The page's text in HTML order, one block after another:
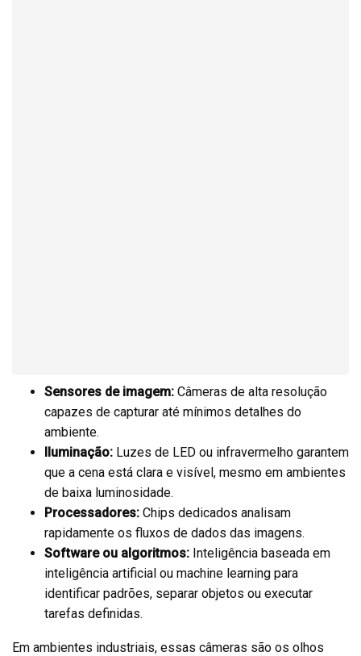
Sensores de imagem: Câmeras de alta resolução
capazes de capturar até mínimos detalhes do
ambiente.
Iluminação: Luzes de LED ou infravermelho garantem
que a cena está clara e visível, mesmo em ambientes
de baixa luminosidade.
Processadores: Chips dedicados analisam
rapidamente os fluxos de dados das imagens.
Software ou algoritmos: Inteligência baseada em
inteligência artificial ou machine learning para
identificar padrões, separar objetos ou executar
tarefas definidas.
Em ambientes industriais, essas câmeras são os olhos